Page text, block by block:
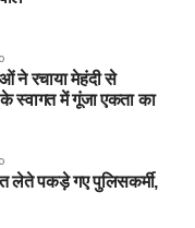
ने रचाया मेहंदी से
के स्वागत में गूंजा एकता का
लेते पकड़े गए पुलिसकर्मी,